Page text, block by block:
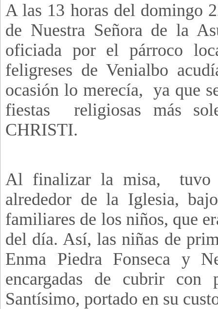
A las 13 horas del domingo
de Nuestra Señora de la
oficiada por el párroco
feligreses de Venialbo
ocasión lo merecía, ya que
fiestas religiosas más
CHRISTI.
Al finalizar la misa, tuvo
alrededor de la Iglesia,
familiares de los niños, que
del día. Así, las niñas de
Enma Piedra Fonseca y
encargadas de cubrir
Santísimo, portado en su